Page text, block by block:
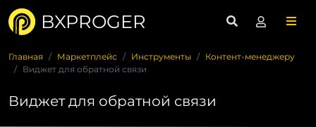
BXPROGER
Главная Маркетплейс Инструменты
Контент-менеджеру
Виджет для обратной связи
Виджет для обратной связи